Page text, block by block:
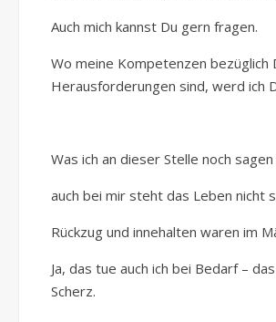
Auch mich kannst Du gern fragen.
Wo meine Kompetenzen bezüglich
Herausforderungen sind, werd ich
Was ich an dieser Stelle noch sagen
auch bei mir steht das Leben nicht
Rückzug und innehalten waren im
Ja, das tue auch ich bei Bedarf –
Scherz.